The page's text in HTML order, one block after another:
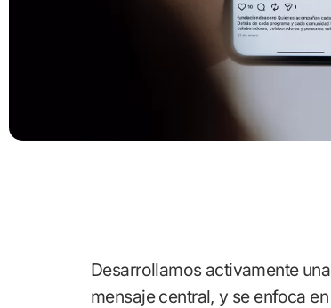
Desarrollamos activamente una
mensaje central, y se enfoca en